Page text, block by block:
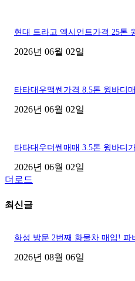
현대 트라고 엑시언트가격 25톤
2026년 06월 02일
타타대우맥쎈가격 8.5톤 윙바디
2026년 06월 02일
타타대우더쎈매매 3.5톤 윙바디
2026년 06월 02일
더로드
최신글
화성 방문 2번째 화물차 매입!
2026년 08월 06일